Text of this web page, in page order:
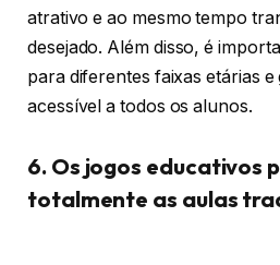
atrativo e ao mesmo tempo
desejado. Além disso, é
para diferentes faixas etárias
acessível a todos os alunos.
6. Os jogos educativos
totalmente as aulas